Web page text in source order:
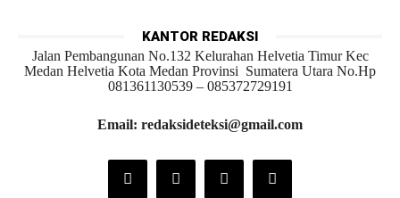
KANTOR REDAKSI
Jalan Pembangunan No.132 Kelurahan Helvetia Timur Kec
Medan Helvetia Kota Medan Provinsi Sumatera Utara No.Hp
081361130539 – 085372729191
Email: redaksideteksi@gmail.com